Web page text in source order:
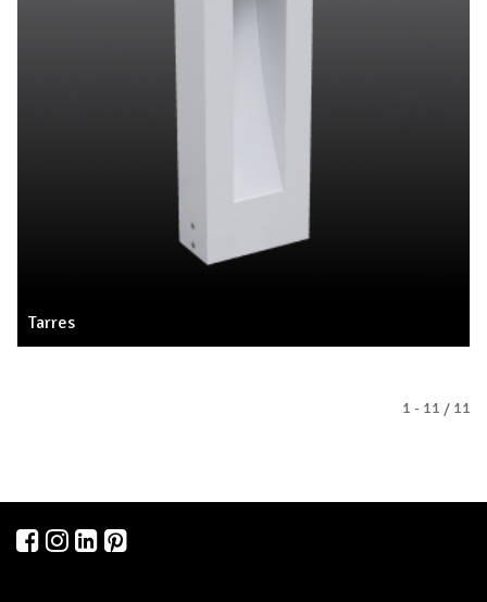
Tarres
1 - 11 / 11